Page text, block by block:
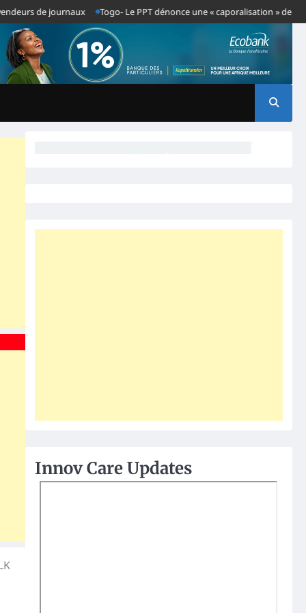
de journaux Togo- Le PPT dénonce une « caporalisation » de la
Innov Care Updates